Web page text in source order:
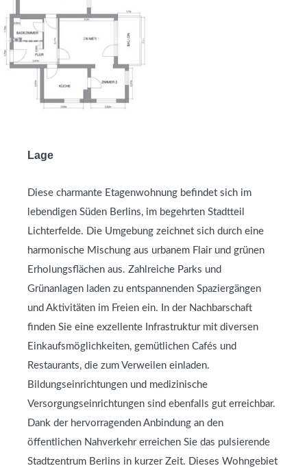
Lage
Diese charmante Etagenwohnung befindet sich im
lebendigen Süden Berlins, im begehrten Stadtteil
Lichterfelde. Die Umgebung zeichnet sich durch eine
harmonische Mischung aus urbanem Flair und grünen
Erholungsflächen aus. Zahlreiche Parks und
Grünanlagen laden zu entspannenden Spaziergängen
und Aktivitäten im Freien ein. In der Nachbarschaft
finden Sie eine exzellente Infrastruktur mit diversen
Einkaufsmöglichkeiten, gemütlichen Cafés und
Restaurants, die zum Verweilen einladen.
Bildungseinrichtungen und medizinische
Versorgungseinrichtungen sind ebenfalls gut erreichbar.
Dank der hervorragenden Anbindung an den
öffentlichen Nahverkehr erreichen Sie das pulsierende
Stadtzentrum Berlins in kurzer Zeit. Dieses Wohngebiet